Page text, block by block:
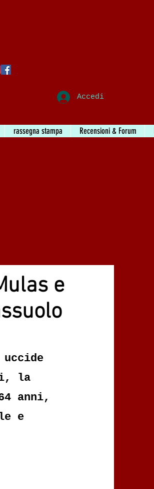
Accedi
rassegna stampa Recensioni & Forum
e
la
anni,
e